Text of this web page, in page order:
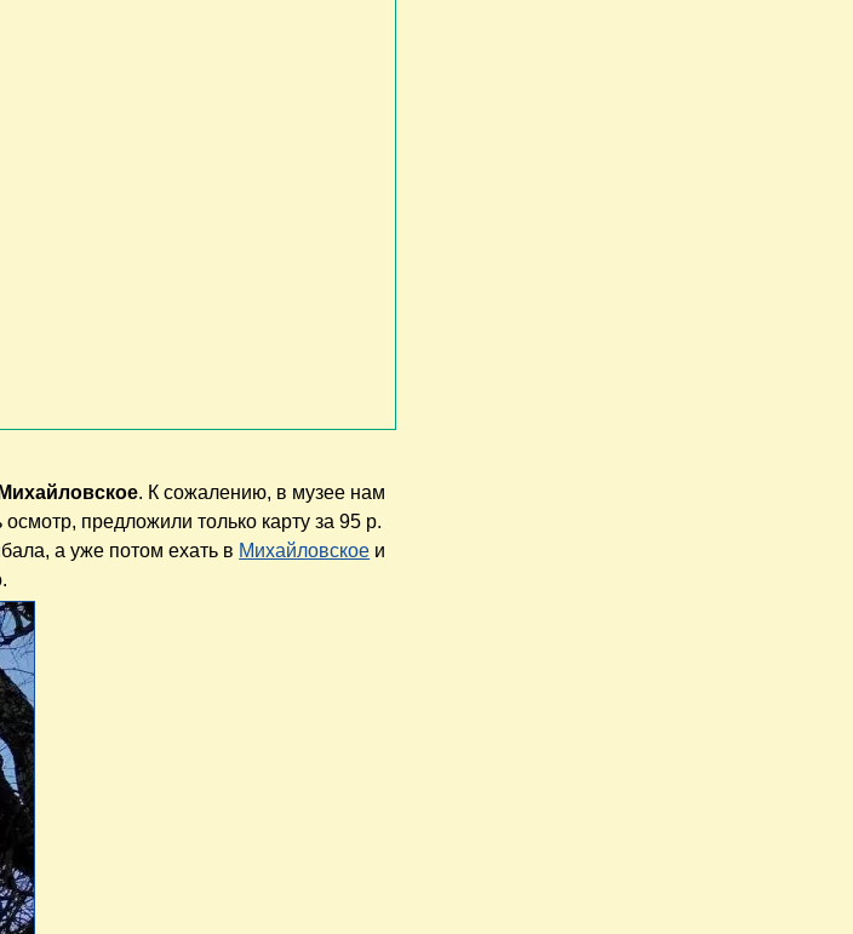
Михайловское. К сожалению, в музее нам
предложили только карту за 95 р.
а уже потом ехать в Михайловское и